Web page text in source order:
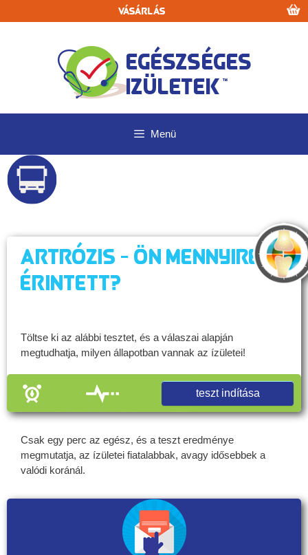
a
Vásárlás
Menü
Artrózis - Ön mennyire
érintett?
Töltse ki az alábbi tesztet, és a válaszai alapján
megtudhatja, milyen állapotban vannak az ízületei!
teszt indítása
Csak egy perc az egész, és a teszt eredménye
megmutatja, az ízületei fiatalabbak, avagy idősebbek a
valódi koránál.